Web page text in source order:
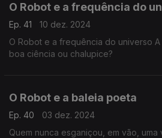
O Robot e a frequência do
Ep. 41
10 dez. 2024
O Robot e a frequência do universo A máquina desempata:
boa ciência ou chalupice?
O Robot e a baleia poeta
Ep. 40
03 dez. 2024
Quem nunca esganiçou, em vão,